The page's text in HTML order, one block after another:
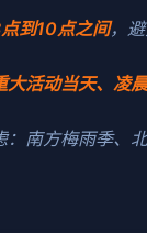
到10点之间，
大活动当天、凌
：南方梅雨季、